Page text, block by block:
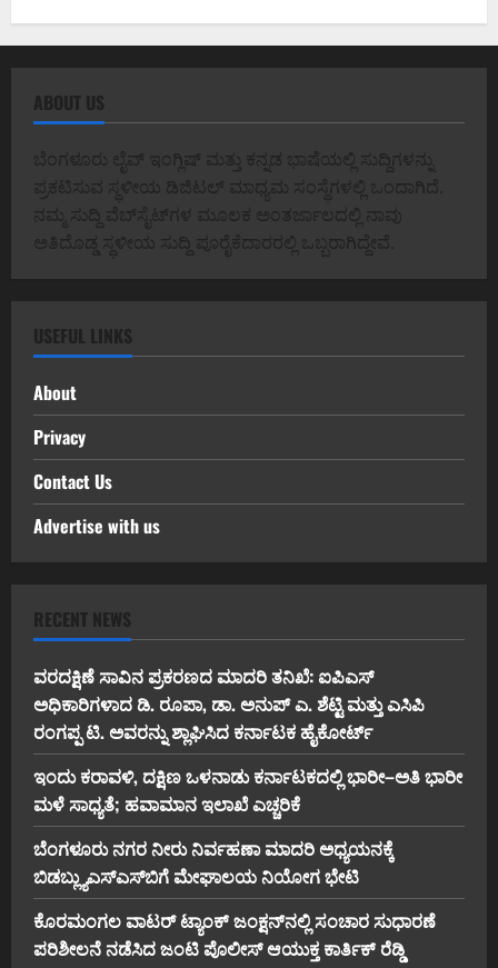
ABOUT US
ಬೆಂಗಳೂರು ಲೈವ್ ಇಂಗ್ಲಿಷ್ ಮತ್ತು ಕನ್ನಡ ಭಾಷೆಯಲ್ಲಿ ಸುದ್ದಿಗಳನ್ನು
ಪ್ರಕಟಿಸುವ ಸ್ಥಳೀಯ ಡಿಜಿಟಲ್ ಮಾಧ್ಯಮ ಸಂಸ್ಥೆಗಳಲ್ಲಿ ಒಂದಾಗಿದೆ.
ನಮ್ಮ ಸುದ್ದಿ ವೆಬ್‌ಸೈಟ್‌ಗಳ ಮೂಲಕ ಅಂತರ್ಜಾಲದಲ್ಲಿ ನಾವು
ಅತಿದೊಡ್ಡ ಸ್ಥಳೀಯ ಸುದ್ದಿ ಪೂರೈಕೆದಾರರಲ್ಲಿ ಒಬ್ಬರಾಗಿದ್ದೇವೆ.
USEFUL LINKS
About
Privacy
Contact Us
Advertise with us
RECENT NEWS
ವರದಕ್ಷಿಣೆ ಸಾವಿನ ಪ್ರಕರಣದ ಮಾದರಿ ತನಿಖೆ: ಐಪಿಎಸ್
ಅಧಿಕಾರಿಗಳಾದ ಡಿ. ರೂಪಾ, ಡಾ. ಅನುಪ್ ಎ. ಶೆಟ್ಟಿ ಮತ್ತು ಎಸಿಪಿ
ರಂಗಪ್ಪ ಟಿ. ಅವರನ್ನು ಶ್ಲಾಘಿಸಿದ ಕರ್ನಾಟಕ ಹೈಕೋರ್ಟ್
ಇಂದು ಕರಾವಳಿ, ದಕ್ಷಿಣ ಒಳನಾಡು ಕರ್ನಾಟಕದಲ್ಲಿ ಭಾರೀ–ಅತಿ ಭಾರೀ
ಮಳೆ ಸಾಧ್ಯತೆ; ಹವಾಮಾನ ಇಲಾಖೆ ಎಚ್ಚರಿಕೆ
ಬೆಂಗಳೂರು ನಗರ ನೀರು ನಿರ್ವಹಣಾ ಮಾದರಿ ಅಧ್ಯಯನಕ್ಕೆ
ಬಿ‌ಡಬ್ಲ್ಯು‌ಎಸ್‌ಎಸ್‌ಬಿಗೆ ಮೇಘಾಲಯ ನಿಯೋಗ ಭೇಟಿ
ಕೊರಮಂಗಲ ವಾಟರ್ ಟ್ಯಾಂಕ್ ಜಂಕ್ಷನ್‌ನಲ್ಲಿ ಸಂಚಾರ ಸುಧಾರಣೆ
ಪರಿಶೀಲನೆ ನಡೆಸಿದ ಜಂಟಿ ಪೊಲೀಸ್ ಆಯುಕ್ತ ಕಾರ್ತಿಕ್ ರೆಡ್ಡಿ